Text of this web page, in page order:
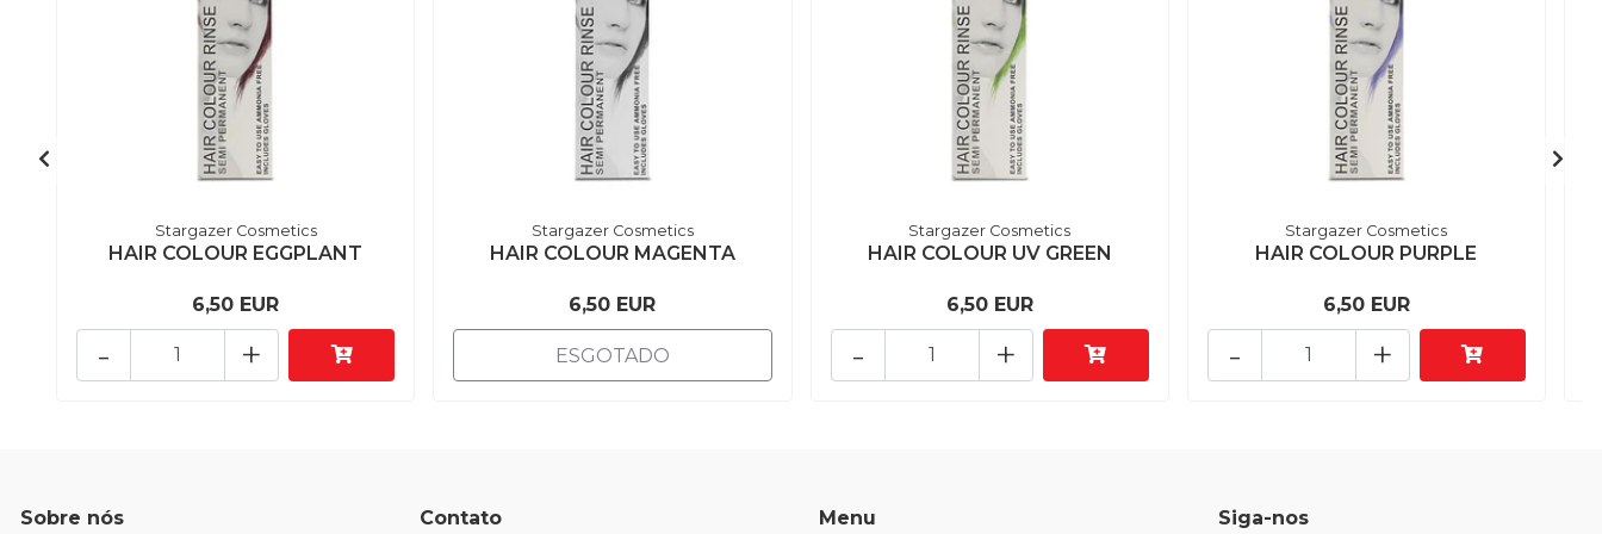
Stargazer Cosmetics
HAIR COLOUR EGGPLANT
6,50 EUR
+
-
Stargazer Cosmetics
HAIR COLOUR MAGENTA
6,50 EUR
ESGOTADO
Stargazer Cosmetics
HAIR COLOUR UV GREEN
6,50 EUR
+
-
Stargazer Cosmetics
HAIR COLOUR PURPLE
6,50 EUR
+
-
Sobre nós Contato Menu Siga-nos